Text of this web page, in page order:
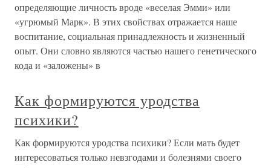
определяющие личность вроде «веселая Эмми» или
«угрюмый Марк». В этих свойствах отражается наше
воспитание, социальная принадлежность и жизненный
опыт. Они словно являются частью нашего генетического
кода и «заложены» в
Как формируются уродства
психики?
Как формируются уродства психики? Если мать будет
интересоваться только невзгодами и болезнями своего